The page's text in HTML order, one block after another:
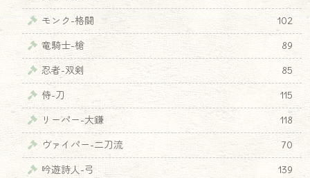
モンク-格闘
102
竜騎士-槍
89
忍者-双剣
85
侍-刀
115
リーパー-大鎌
118
ヴァイパー-二刀流
70
吟遊詩人-弓
139